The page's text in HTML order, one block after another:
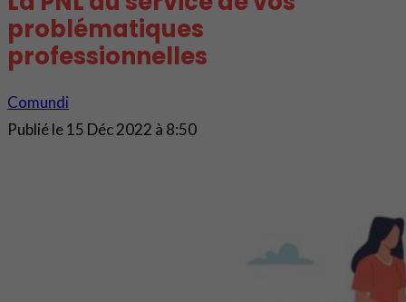
problématiques
professionnelles
Comundi
Publié le15 Déc 2022 à 8:50